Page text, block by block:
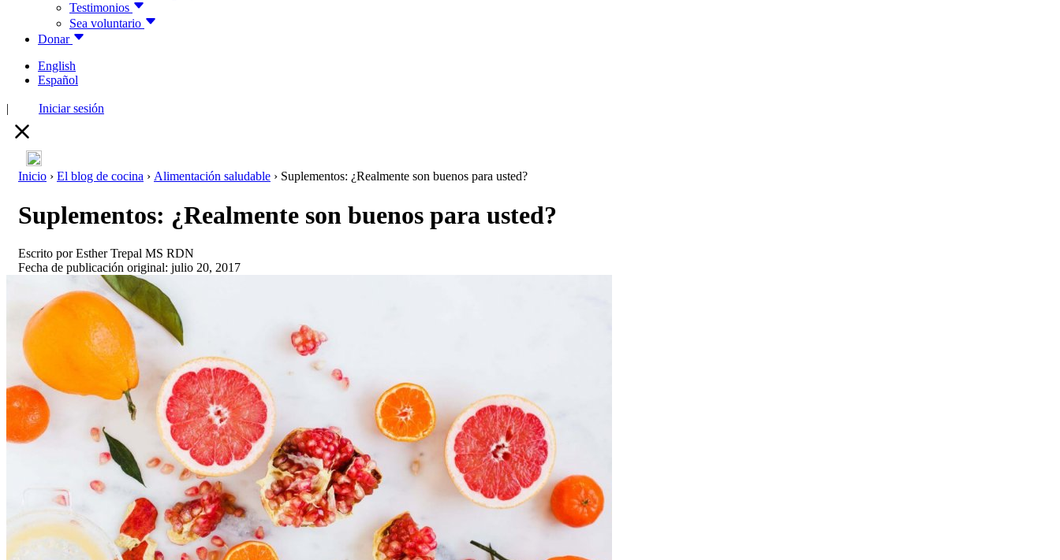
Testimonios
Sea voluntario
Donar
English
Español
| Iniciar sesión
Inicio › El blog de cocina › Alimentación saludable › Suplementos: ¿Realmente son buenos para usted?
Suplementos: ¿Realmente son buenos para usted?
Escrito porEsther Trepal MS RDN
Fecha de publicación original: julio 20, 2017